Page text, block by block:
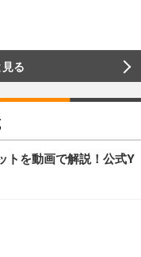
る
トを動画で解説！公式Y